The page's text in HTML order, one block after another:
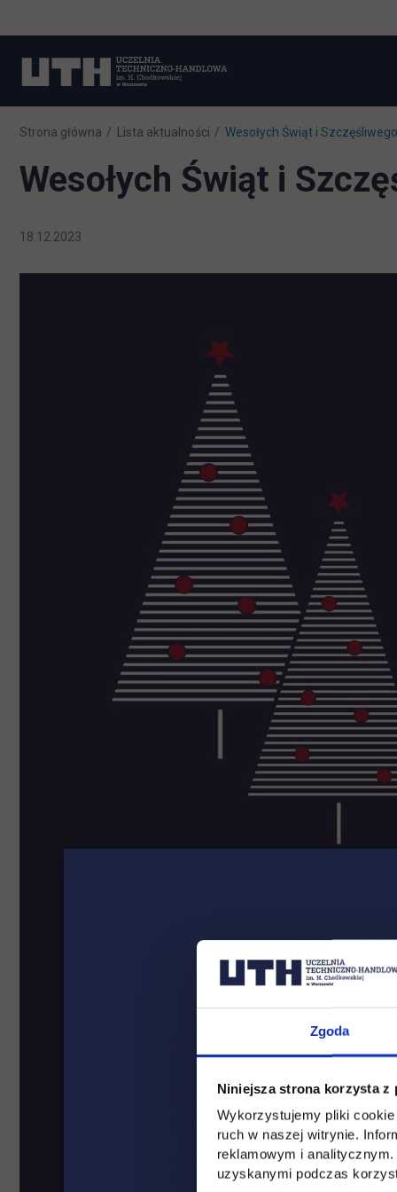
Zgoda
Niniejsza strona korzysta z
Wykorzystujemy pliki
ruch w naszej witrynie.
reklamowym i
uzyskanymi podczas
Strona główna Lista aktualności Wesołych Świąt i
Wesołych Świąt i
18.12.2023